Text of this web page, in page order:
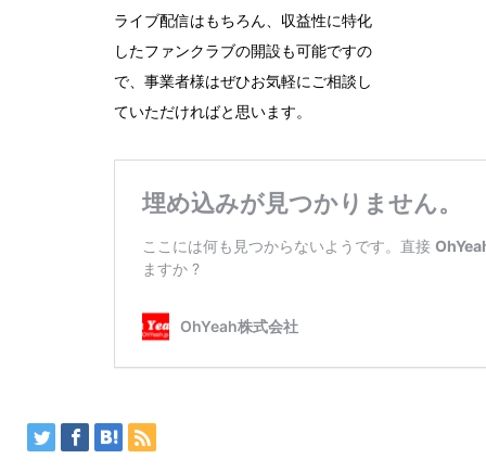
ライブ配信はもちろん、収益性に特化
したファンクラブの開設も可能ですの
で、事業者様はぜひお気軽にご相談し
ていただければと思います。